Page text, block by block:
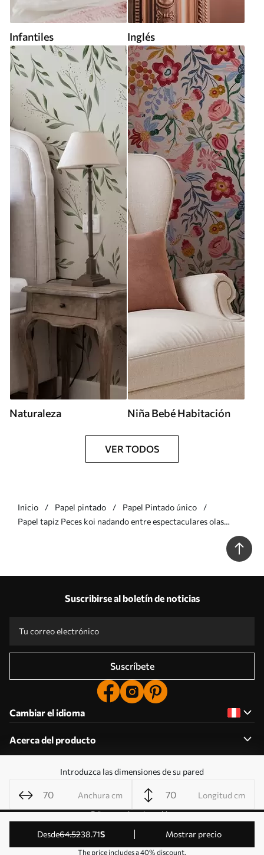
Introduzca las dimensiones de su pared
Anchura cm Longitud cm
desde64.5238.71S Mostrar precio
The price includes a 40% discount.
Infantiles Inglés
Naturaleza Niña Bebé Habitación
VER TODOS
Inicio Papel pintado
Papel Pintado único
Papel tapiz Peces koi nadando entre espectaculares olas
Suscribirse al boletín de noticias
Suscríbete
Cambiar el idioma
Acerca del producto
Acerca de la empresa
Editar permisos de cookies
© 2011-2026 Uwalls . Todos los derechos reservados.
Gestionado por KLW Sp. z o.o. CIF: PL9223057591.